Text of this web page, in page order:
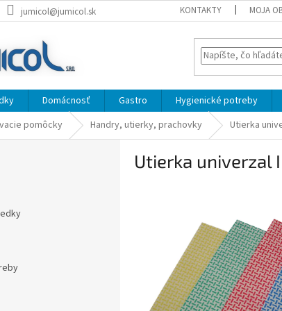
jumicol@jumicol.sk KONTAKTY MOJA
Domácnosť Gastro Hygienické potreby
pomôcky Handry, utierky, prachovky Utierka
Utierka univerzal